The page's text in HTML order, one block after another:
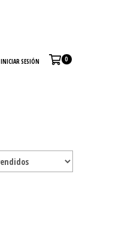
INICIAR SESIÓN 0